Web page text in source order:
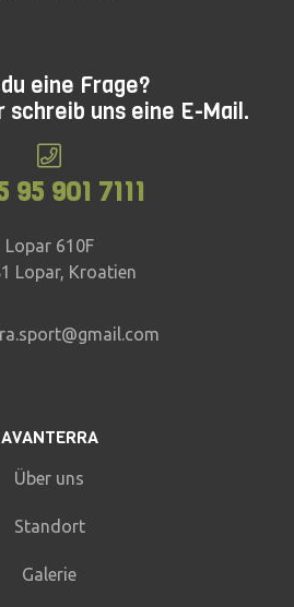
eine Frage?
schreib uns eine E-Mail.
95 901 7111
Lopar 610F
Lopar, Kroatien
AVANTERRA
Über uns
Standort
Galerie